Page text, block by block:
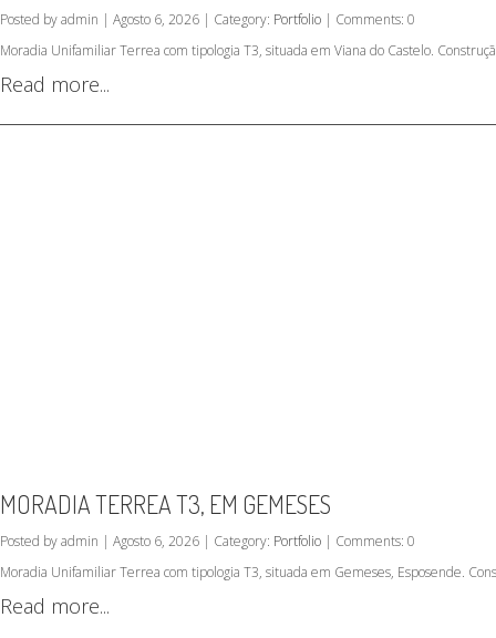
Posted by admin | Agosto 6, 2026 | Category: Portfolio | Comments: 0
Moradia Unifamiliar Terrea com tipologia T3, situada em Viana do Castelo.
Read more...
MORADIA TERREA T3, EM GEMESES
Posted by admin | Agosto 6, 2026 | Category: Portfolio | Comments: 0
Moradia Unifamiliar Terrea com tipologia T3, situada em Gemeses, Esposende.
Read more...